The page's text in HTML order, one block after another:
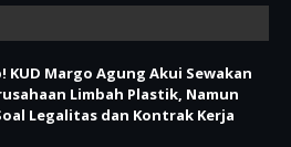
KUD Margo Agung Akui Sewakan
Limbah Plastik, Namun
Legalitas dan Kontrak Kerja